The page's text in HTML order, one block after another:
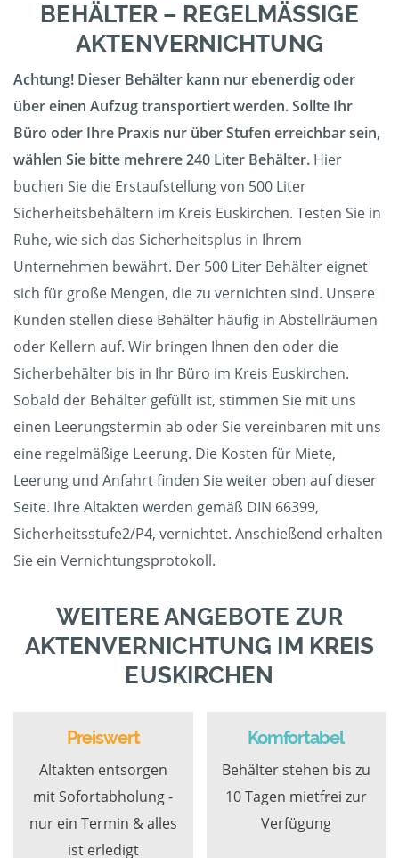
BEHÄLTER – REGELMÄSSIGE A
KTENVERNICHTUNG
Achtung! Dieser Behälter kann nur ebenerdig oder
über einen Aufzug transportiert werden. Sollte Ihr
Büro oder Ihre Praxis nur über Stufen erreichbar sein,
wählen Sie bitte mehrere 240 Liter Behälter. Hier
buchen Sie die Erstaufstellung von 500 Liter
Sicherheitsbehältern im Kreis Euskirchen. Testen Sie in
Ruhe, wie sich das Sicherheitsplus in Ihrem
Unternehmen bewährt. Der 500 Liter Behälter eignet
sich für große Mengen, die zu vernichten sind. Unsere
Kunden stellen diese Behälter häufig in Abstellräumen
oder Kellern auf. Wir bringen Ihnen den oder die
Sicherbehälter bis in Ihr Büro im Kreis Euskirchen.
Sobald der Behälter gefüllt ist, stimmen Sie mit uns
einen Leerungstermin ab oder Sie vereinbaren mit uns
eine regelmäßige Leerung. Die Kosten für Miete,
Leerung und Anfahrt finden Sie weiter oben auf dieser
Seite. Ihre Altakten werden gemäß DIN 66399,
Sicherheitsstufe2/P4, vernichtet. Anschießend erhalten
Sie ein Vernichtungsprotokoll.
WEITERE ANGEBOTE ZUR
AKTENVERNICHTUNG IM KREIS
EUSKIRCHEN
Preiswert
Altakten entsorgen
mit Sofortabholung -
nur ein Termin & alles
ist erledigt
Komfortabel
Behälter stehen bis zu
10 Tagen mietfrei zur
Verfügung